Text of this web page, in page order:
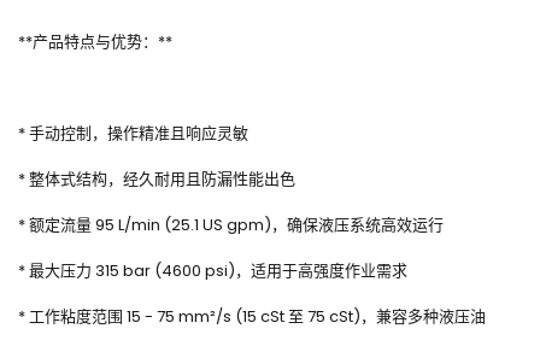
**产品特点与优势：**
* 手动控制，操作精准且响应灵敏
* 整体式结构，经久耐用且防漏性能出色
* 额定流量 95 L/min (25.1 US gpm)，确保液压系统高效运行
* 最大压力 315 bar (4600 psi)，适用于高强度作业需求
* 工作粘度范围 15 - 75 mm²/s (15 cSt 至 75 cSt)，兼容多种液压油